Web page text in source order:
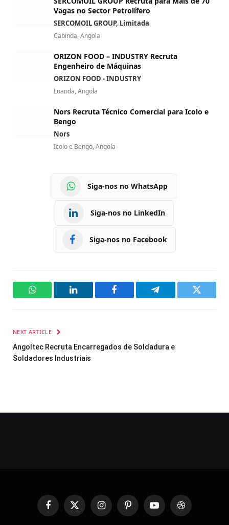
Vagas no Sector Petrolífero
SERCOMOIL GROUP, Limitada
Cabinda, Angola
ORIZON FOOD – INDUSTRY Recruta
Engenheiro de Máquinas
ORIZON FOOD - INDUSTRY
Luanda, Angola
Nors Recruta Técnico Comercial para Icolo e
Bengo
Nors
Icolo e Bengo, Angola
Siga-nos no WhatsApp
Siga-nos no LinkedIn
Siga-nos no Facebook
WhatsAppLinkedIn Facebook Telegram Twitter
NEXT ARTICLE
Angoltec Recruta Encarregados de Soldadura e
Soldadores Industriais
FacebookX
(Twitter)
InstagramPinterestYouTubeDribbble